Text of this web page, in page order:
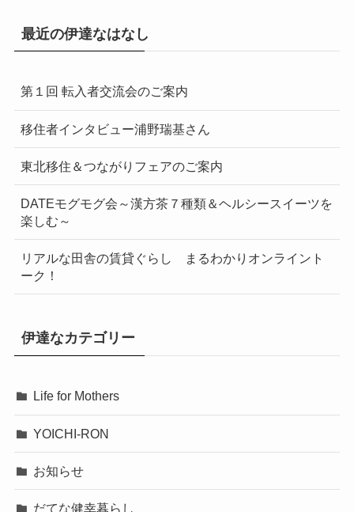
最近の伊達なはなし
第１回 転入者交流会のご案内
移住者インタビュー浦野瑞基さん
東北移住＆つながりフェアのご案内
DATEモグモグ会～漢方茶７種類＆ヘルシースイーツを
楽しむ～
リアルな田舎の賃貸ぐらし まるわかりオンライント
ーク！
伊達なカテゴリー
Life for Mothers
YOICHI-RON
お知らせ
だてな健幸暮らし